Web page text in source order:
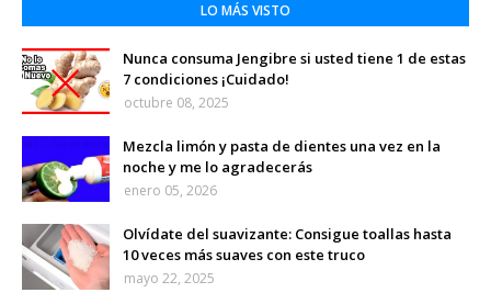
LO MÁS VISTO
Nunca consuma Jengibre si usted tiene 1 de estas
7 condiciones ¡Cuidado!
octubre 08, 2025
Mezcla limón y pasta de dientes una vez en la
noche y me lo agradecerás
enero 05, 2026
Olvídate del suavizante: Consigue toallas hasta
10 veces más suaves con este truco
mayo 22, 2025